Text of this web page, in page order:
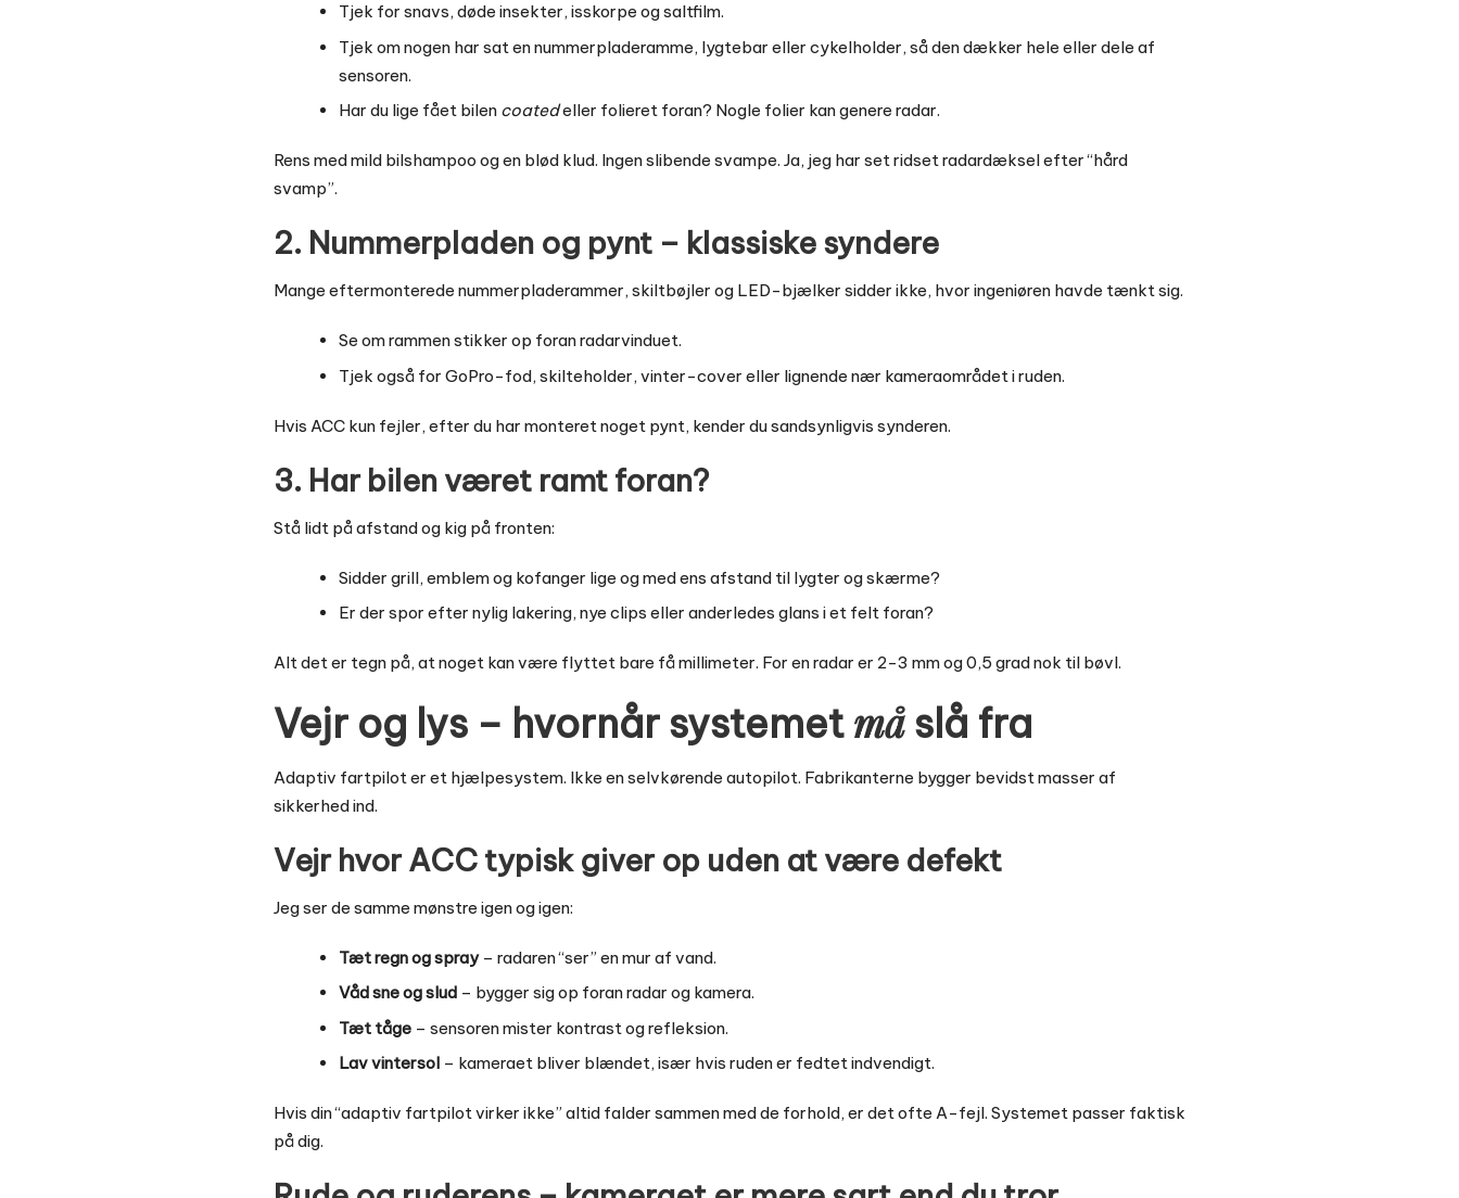
Tjek for snavs, døde insekter, isskorpe og saltfilm.
Tjek om nogen har sat en nummerpladeramme, lygtebar eller cykelholder, så den dækker hele eller dele af
sensoren.
Har du lige fået bilen coatedeller folieret foran? Nogle folier kan genere radar.
Rens med mild bilshampoo og en blød klud. Ingen slibende svampe. Ja, jeg har set ridset radardæksel efter “hård
svamp”.
2. Nummerpladen og pynt – klassiske syndere
Mange eftermonterede nummerpladerammer, skiltbøjler og LED-bjælker sidder ikke, hvor ingeniøren havde tænkt sig.
Se om rammen stikker op foran radarvinduet.
Tjek også for GoPro-fod, skilteholder, vinter-cover eller lignende nær kameraområdet i ruden.
Hvis ACC kun fejler, efter du har monteret noget pynt, kender du sandsynligvis synderen.
3. Har bilen været ramt foran?
Stå lidt på afstand og kig på fronten:
Sidder grill, emblem og kofanger lige og med ens afstand til lygter og skærme?
Er der spor efter nylig lakering, nye clips eller anderledes glans i et felt foran?
Alt det er tegn på, at noget kan være flyttet bare få millimeter. For en radar er 2-3 mm og 0,5 grad nok til bøvl.
Vejr og lys – hvornår systemetmåslå fra
Adaptiv fartpilot er et hjælpesystem. Ikke en selvkørende autopilot. Fabrikanterne bygger bevidst masser af
sikkerhed ind.
Vejr hvor ACC typisk giver op uden at være defekt
Jeg ser de samme mønstre igen og igen:
Tæt regn og spray– radaren “ser” en mur af vand.
Våd sne og slud – bygger sig op foran radar og kamera.
Tæt tåge – sensoren mister kontrast og refleksion.
Lav vintersol – kameraet bliver blændet, især hvis ruden er fedtet indvendigt.
Hvis din “adaptiv fartpilot virker ikke” altid falder sammen med de forhold, er det ofte A-fejl. Systemet passer faktisk
på dig.